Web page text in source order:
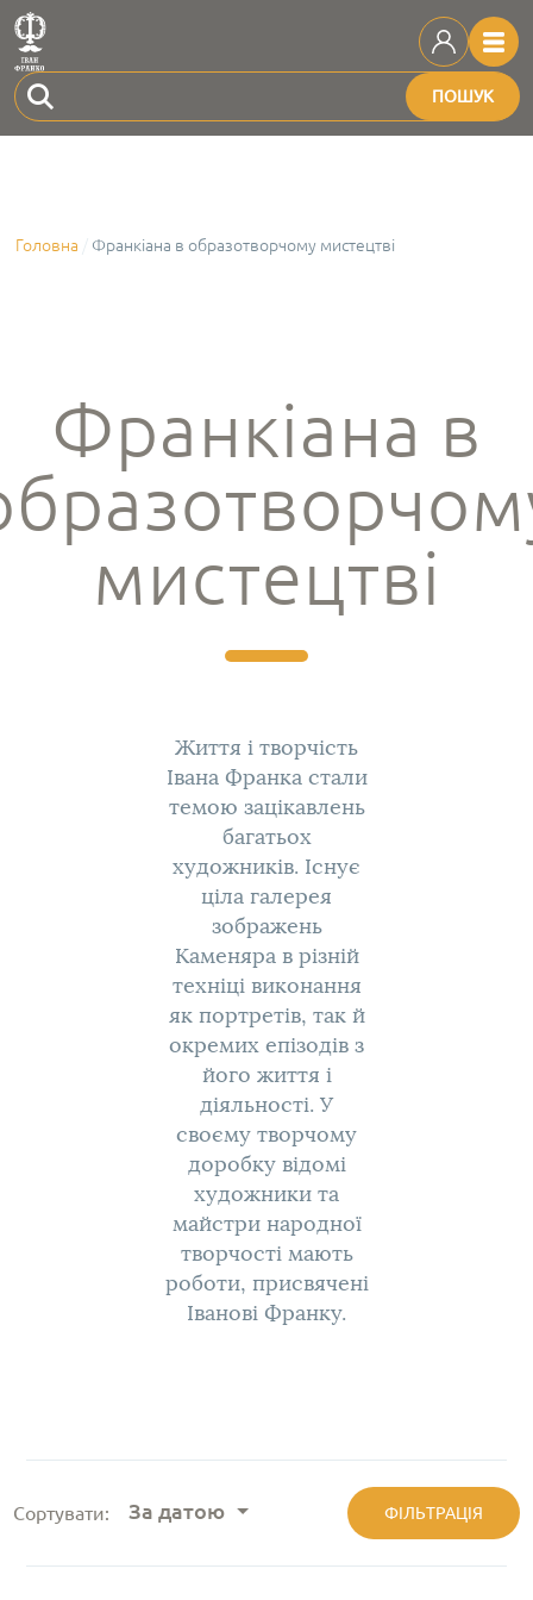
ПОШУК
Головна Франкіана в образотворчому мистецтві
Франкіана в
мистецтві
Життя і творчість
Івана Франка стали
темою зацікавлень
багатьох
художників. Існує
ціла галерея
зображень
Каменяра в різній
техніці виконання
як портретів, так й
окремих епізодів з
його життя і
діяльності. У
своєму творчому
доробку відомі
художники та
майстри народної
творчості мають
роботи, присвячені
Іванові Франку.
Сортувати: За датою ФІЛЬТРАЦІЯ